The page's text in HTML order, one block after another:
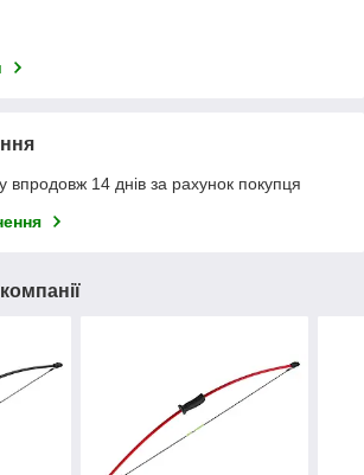
впродовж 14 днів за рахунок покупця